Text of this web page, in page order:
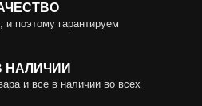
поэтому гарантируем
НАЛИЧИИ
и все в наличии во всех